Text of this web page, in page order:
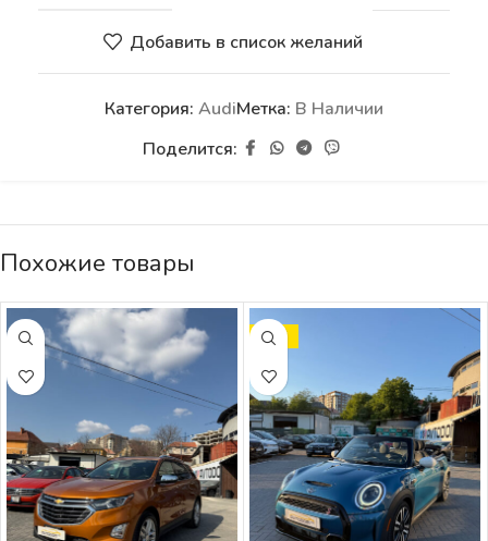
Добавить в список желаний
Категория: AudiМетка: В Наличии
Поделится:
Похожие товары
SALE